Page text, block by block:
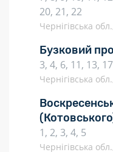
20, 21, 22
Чернігівська
Бузковий
3, 4, 6, 11, 13, 17
Чернігівська
1, 2, 3, 4, 5
Чернігівська